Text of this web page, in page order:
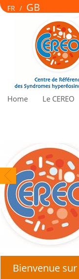
FR / GB
Home Le CEREO
Bienvenue